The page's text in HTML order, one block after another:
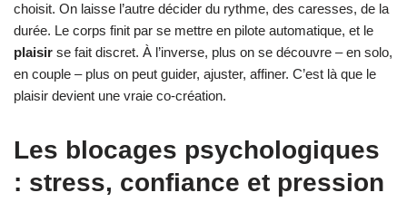
choisit. On laisse l’autre décider du rythme, des caresses, de la
durée. Le corps finit par se mettre en pilote automatique, et le
plaisir se fait discret. À l’inverse, plus on se découvre – en solo,
en couple – plus on peut guider, ajuster, affiner. C’est là que le
plaisir devient une vraie co-création.
Les blocages psychologiques
: stress, confiance et pression